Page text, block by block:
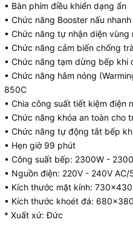
• Bàn phím điều khiển dạng ẩn
• Chức năng Booster nấu nhanh
• Chức năng tự nhận diện vùng
• Chức năng cảm biến chống
• Chức năng tạm dừng bếp khi
• Chức năng hâm nóng
850C
• Chia công suất tiết kiệm điện
• Chức năng khóa an toàn cho
• Chức năng tự động tắt bếp
• Hẹn giờ 99 phút
• Công suất bếp: 2300W -
• Nguồn điện: 220V - 240V
• Kích thước mặt kính:
• Kích thước khoét đá:
* Xuất xứ: Đức